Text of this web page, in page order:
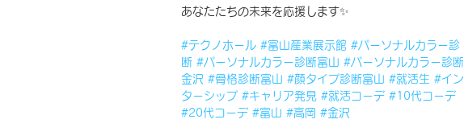
あなたたちの未来を応援します✨
#テクノホール #富山産業展示館 #パーソナルカラー診
断 #パーソナルカラー診断富山 #パーソナルカラー診断
金沢 #骨格診断富山 #顔タイプ診断富山 #就活生 #イン
ターシップ #キャリア発見 #就活コーデ #10代コーデ
#20代コーデ #富山 #高岡 #金沢